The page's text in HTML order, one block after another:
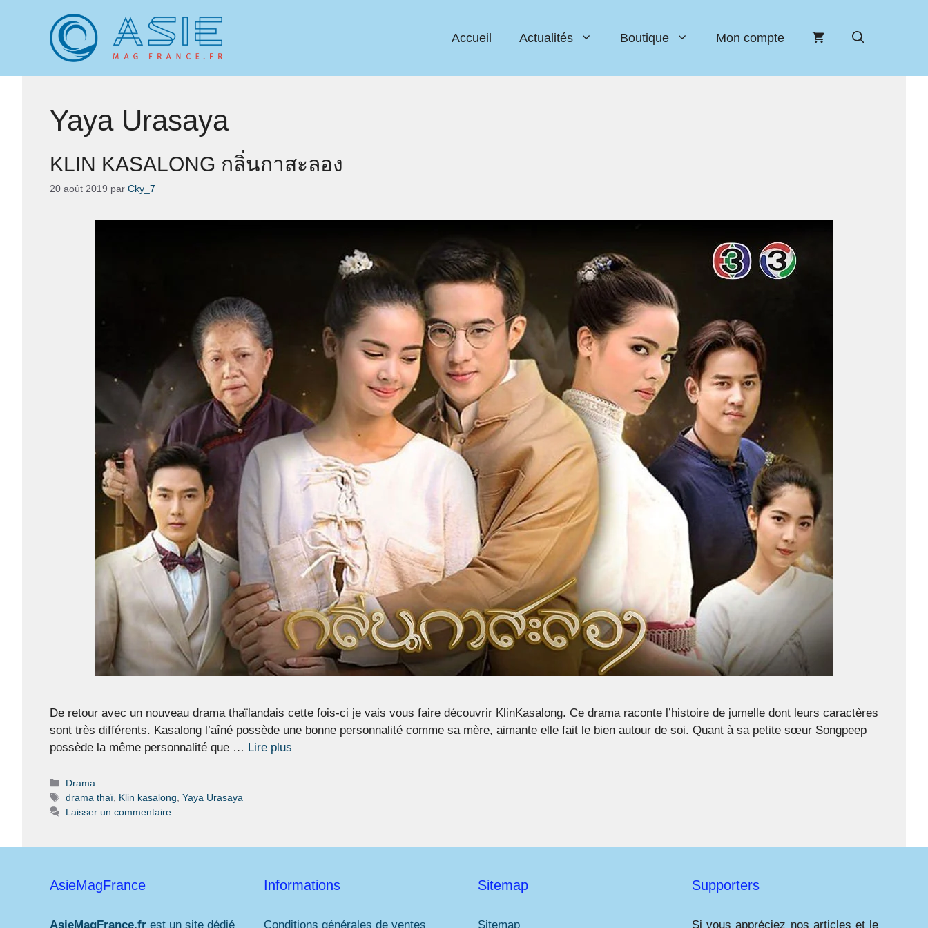
Accueil Actualités Boutique Mon compte
Yaya Urasaya
KLIN KASALONG กลิ่นกาสะลอง
20 août 2019 par Cky_7
De retour avec un nouveau drama thaïlandais cette fois-ci je vais vous faire découvrir KlinKasalong. Ce drama raconte l’histoire de jumelle dont leurs caractères
sont très différents. Kasalong l’aîné possède une bonne personnalité comme sa mère, aimante elle fait le bien autour de soi. Quant à sa petite sœur Songpeep
possède la même personnalité que … Lire plus
Catégories
Drama
Étiquettes
drama thaï Klin kasalong ,Yaya Urasaya
Laisser un commentaire
AsieMagFrance
AsieMagFrance.fr est un site dédié
Informations
Conditions générales de ventes
Sitemap
Sitemap
Supporters
Si vous appréciez nos articles et le